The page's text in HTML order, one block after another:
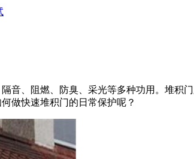
、阻燃、防臭、采光等多种功用。堆积
做快速堆积门的日常保护呢？